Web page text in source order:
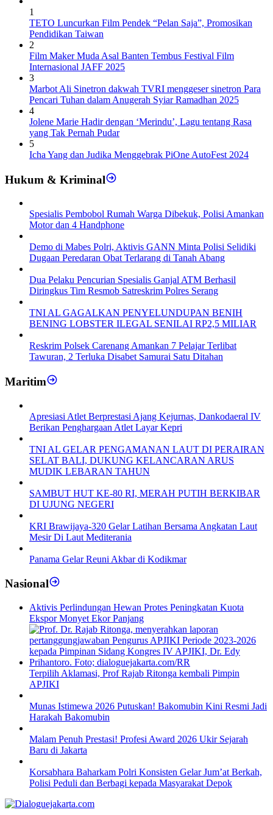
1
TETO Luncurkan Film Pendek “Pelan Saja”, Promosikan
Pendidikan Taiwan
2
Film Maker Muda Asal Banten Tembus Festival Film
Internasional JAFF 2025
3
Marbot Ali Sinetron dakwah TVRI menggeser sinetron Para
Pencari Tuhan dalam Anugerah Syiar Ramadhan 2025
4
Jolene Marie Hadir dengan ‘Merindu’, Lagu tentang Rasa
yang Tak Pernah Pudar
5
Icha Yang dan Judika Menggebrak PiOne AutoFest 2024
Hukum & Kriminal
Spesialis Pembobol Rumah Warga Dibekuk, Polisi Amankan
Motor dan 4 Handphone
Demo di Mabes Polri, Aktivis GANN Minta Polisi Selidiki
Dugaan Peredaran Obat Terlarang di Tanah Abang
Dua Pelaku Pencurian Spesialis Ganjal ATM Berhasil
Diringkus Tim Resmob Satreskrim Polres Serang
TNI AL GAGALKAN PENYELUNDUPAN BENIH
BENING LOBSTER ILEGAL SENILAI RP2,5 MILIAR
Reskrim Polsek Carenang Amankan 7 Pelajar Terlibat
Tawuran, 2 Terluka Disabet Samurai Satu Ditahan
Maritim
Apresiasi Atlet Berprestasi Ajang Kejurnas, Dankodaeral IV
Berikan Penghargaan Atlet Layar Kepri
TNI AL GELAR PENGAMANAN LAUT DI PERAIRAN
SELAT BALI, DUKUNG KELANCARAN ARUS
MUDIK LEBARAN TAHUN
SAMBUT HUT KE-80 RI, MERAH PUTIH BERKIBAR
DI UJUNG NEGERI
KRI Brawijaya-320 Gelar Latihan Bersama Angkatan Laut
Mesir Di Laut Mediterania
Panama Gelar Reuni Akbar di Kodikmar
Nasional
Aktivis Perlindungan Hewan Protes Peningkatan Kuota
Ekspor Monyet Ekor Panjang
Terpilih Aklamasi, Prof Rajab Ritonga kembali Pimpin
APJIKI
Munas Istimewa 2026 Putuskan! Bakomubin Kini Resmi Jadi
Harakah Bakomubin
Malam Penuh Prestasi! Profesi Award 2026 Ukir Sejarah
Baru di Jakarta
Korsabhara Baharkam Polri Konsisten Gelar Jum’at Berkah,
Polisi Peduli dan Berbagi kepada Masyarakat Depok